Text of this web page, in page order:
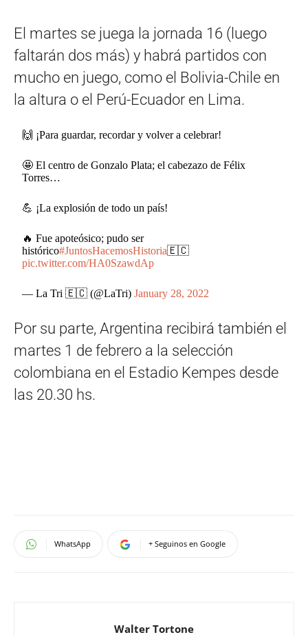
El martes se juega la jornada 16 (luego
faltarán dos más) y habrá partidos con
mucho en juego, como el Bolivia-Chile en
la altura o el Perú-Ecuador en Lima.
🙌 ¡Para guardar, recordar y volver a celebrar!
🤩 El centro de Gonzalo Plata; el cabezazo de Félix
Torres…
💪 ¡La explosión de todo un país!
🔥 Fue apoteósico; pudo ser
histórico#JuntosHacemosHistoria🇪🇨
pic.twitter.com/HA0SzawdAp
— La Tri 🇪🇨 (@LaTri)January 28, 2022
Por su parte, Argentina recibirá también el
martes 1 de febrero a la selección
colombiana en el Estadio Kempes desde
las 20.30 hs.
WhatsApp + Seguinos en Google
Walter Tortone